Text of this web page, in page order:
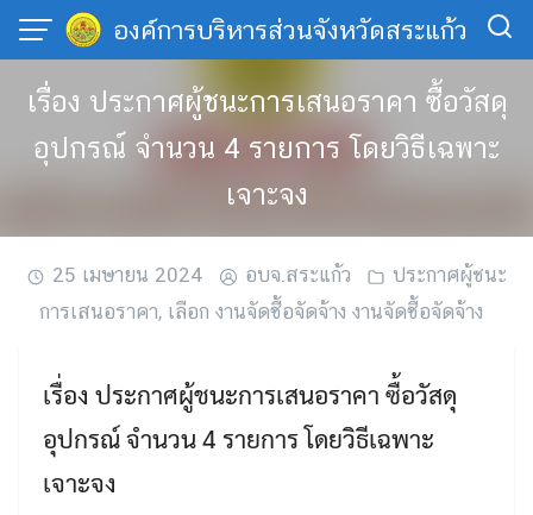
Skip
content
องค์การบริหารส่วนจังหวัดสระแก้ว
เรื่อง ประกาศผู้ชนะการเสนอราคา ซื้อวัสดุ
อุปกรณ์ จำนวน 4 รายการ โดยวิธีเฉพาะ
เจาะจง
25 เมษายน 2024 อบจ.สระแก้ว
ประกาศผู้ชนะ
การเสนอราคา, เลือก งานจัดซื้อจัดจ้าง งานจัดซื้อจัดจ้าง
เรื่อง ประกาศผู้ชนะการเสนอราคา ซื้อวัสดุ
อุปกรณ์ จำนวน 4 รายการ โดยวิธีเฉพาะ
เจาะจง